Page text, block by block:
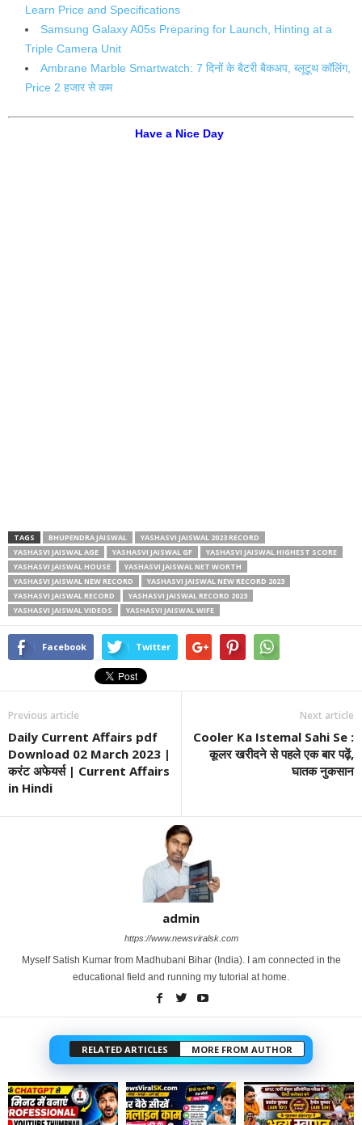
Learn Price and Specifications
Samsung Galaxy A05s Preparing for Launch, Hinting at a
Triple Camera Unit
Ambrane Marble Smartwatch: 7 दिनों के बैटरी बैकअप, ब्लूटूथ कॉलिंग,
Price 2 हजार से कम
Have a Nice Day
TAGS BHUPENDRA JAISWAL
YASHASVI JAISWAL 2023 RECORD
YASHASVI JAISWAL AGE
YASHASVI JAISWAL GF
YASHASVI JAISWAL HIGHEST SCORE
YASHASVI JAISWAL HOUSE
YASHASVI JAISWAL NET WORTH
YASHASVI JAISWAL NEW RECORD
YASHASVI JAISWAL NEW RECORD 2023
YASHASVI JAISWAL RECORD
YASHASVI JAISWAL RECORD 2023
YASHASVI JAISWAL VIDEOS
YASHASVI JAISWAL WIFE
Facebook Twitter
Previous article
Daily Current Affairs pdf
Download 02 March 2023 |
करंट अफेयर्स | Current Affairs
in Hindi
Next article
Cooler Ka Istemal Sahi Se :
कूलर खरीदने से पहले एक बार पढ़ें,
घातक नुकसान
admin
https://www.newsviralsk.com
Myself Satish Kumar from Madhubani Bihar (India). I am connected in the
educational field and running my tutorial at home.
RELATED ARTICLES MORE FROM AUTHOR